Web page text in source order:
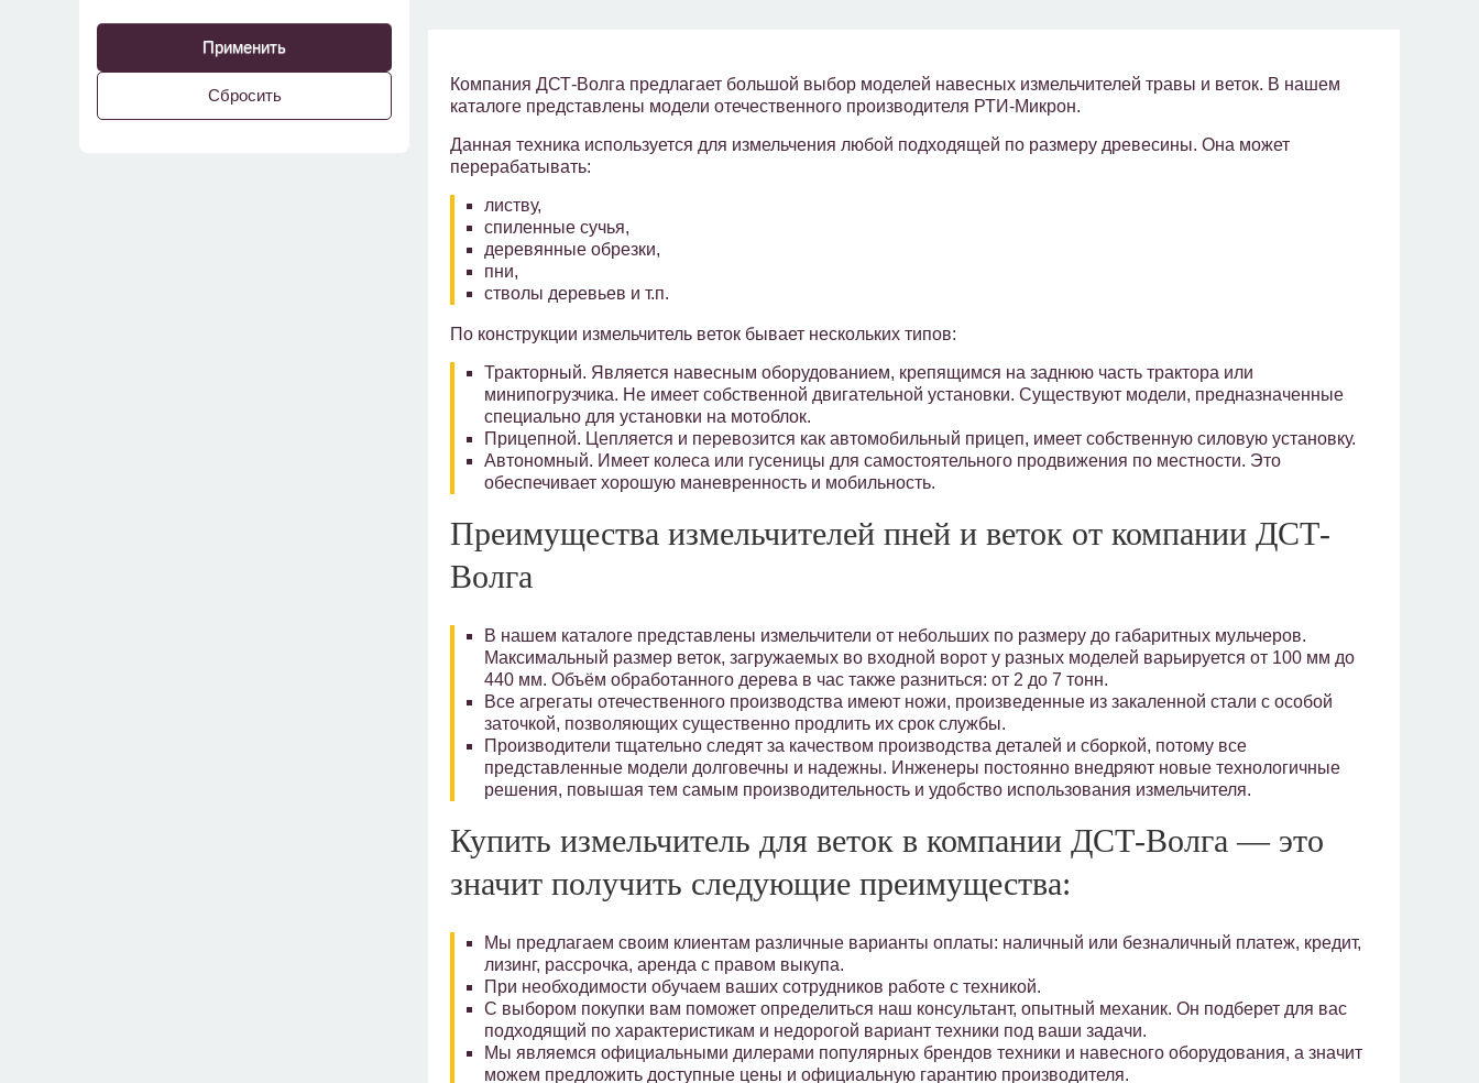
Применить
Сбросить
Компания ДСТ-Волга предлагает большой выбор моделей навесных измельчителей травы и веток. В нашем
каталоге представлены модели отечественного производителя РТИ-Микрон.
Данная техника используется для измельчения любой подходящей по размеру древесины. Она может
перерабатывать:
листву,
спиленные сучья,
деревянные обрезки,
пни,
стволы деревьев и т.п.
По конструкции измельчитель веток бывает нескольких типов:
Тракторный. Является навесным оборудованием, крепящимся на заднюю часть трактора или
минипогрузчика. Не имеет собственной двигательной установки. Существуют модели, предназначенные
специально для установки на мотоблок.
Прицепной. Цепляется и перевозится как автомобильный прицеп, имеет собственную силовую установку.
Автономный. Имеет колеса или гусеницы для самостоятельного продвижения по местности. Это
обеспечивает хорошую маневренность и мобильность.
Преимущества измельчителей пней и веток от компании ДСТ-
Волга
В нашем каталоге представлены измельчители от небольших по размеру до габаритных мульчеров.
Максимальный размер веток, загружаемых во входной ворот у разных моделей варьируется от 100 мм до
440 мм. Объём обработанного дерева в час также разниться: от 2 до 7 тонн.
Все агрегаты отечественного производства имеют ножи, произведенные из закаленной стали с особой
заточкой, позволяющих существенно продлить их срок службы.
Производители тщательно следят за качеством производства деталей и сборкой, потому все
представленные модели долговечны и надежны. Инженеры постоянно внедряют новые технологичные
решения, повышая тем самым производительность и удобство использования измельчителя.
Купить измельчитель для веток в компании ДСТ-Волга — это
значит получить следующие преимущества:
Мы предлагаем своим клиентам различные варианты оплаты: наличный или безналичный платеж, кредит,
лизинг, рассрочка, аренда с правом выкупа.
При необходимости обучаем ваших сотрудников работе с техникой.
С выбором покупки вам поможет определиться наш консультант, опытный механик. Он подберет для вас
подходящий по характеристикам и недорогой вариант техники под ваши задачи.
Мы являемся официальными дилерами популярных брендов техники и навесного оборудования, а значит
можем предложить доступные цены и официальную гарантию производителя.